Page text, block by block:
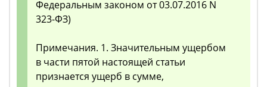
Федеральным законом от 03.07.2016 N
323-ФЗ)
Примечания. 1. Значительным ущербом
в части пятой настоящей статьи
признается ущерб в сумме,